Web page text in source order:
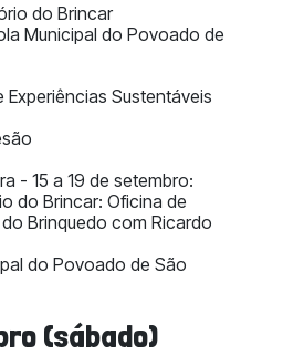
do Brincar
Municipal do Povoado de
Experiências Sustentáveis
- 15 a 19 de setembro:
do Brincar: Oficina de
Brinquedo com Ricardo
do Povoado de São
(sábado)